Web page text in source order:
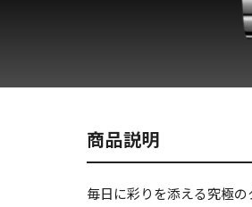
商品説明
毎日に彩りを添える究極